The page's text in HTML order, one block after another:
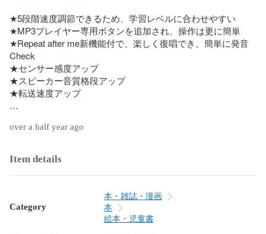
★5段階速度調節できるため、学習レベルに合わせやすい
★MP3プレイヤー専用ボタンを追加され、操作は更に簡単
★Repeat after me新機能付で、楽しく復唱でき、簡単に発音
Check
★センサー感度アップ
★スピーカー音質格段アップ
★転送速度アップ
日本語、英語　からお選びいただけます♪
→マイヤペンデビューの初心者
  ②ネーティブ英語案内音声
→マイヤペンに使い熟せた方に２本目としておすすめ
→学童期～の英語学習者に向け
over a half year ago
Item details
Category
本・雑誌・漫画
本
絵本・児童書